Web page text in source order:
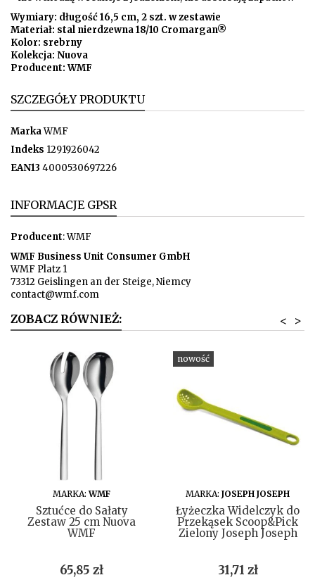
Wymiary: długość 16,5 cm, 2 szt. w zestawie
Materiał: stal nierdzewna 18/10 Cromargan®
Kolor: srebrny
Kolekcja: Nuova
Producent: WMF
SZCZEGÓŁY PRODUKTU
MarkaWMF
Indeks 1291926042
EAN13 4000530697226
INFORMACJE GPSR
Producent: WMF
WMF Business Unit Consumer GmbH
WMF Platz 1
73312 Geislingen an der Steige, Niemcy
contact@wmf.com
ZOBACZ RÓWNIEŻ: >
<
DO KOSZYKA
MARKA:WMF
Sztućce do Sałaty
Zestaw 25 cm Nuova
WMF
Cena
65,85 zł
nowość
DO KOSZYKA
MARKA: JOSEPH JOSEPH
Łyżeczka Widelczyk do
Przekąsek Scoop&Pick
Zielony Joseph Joseph
Cena
31,71 zł